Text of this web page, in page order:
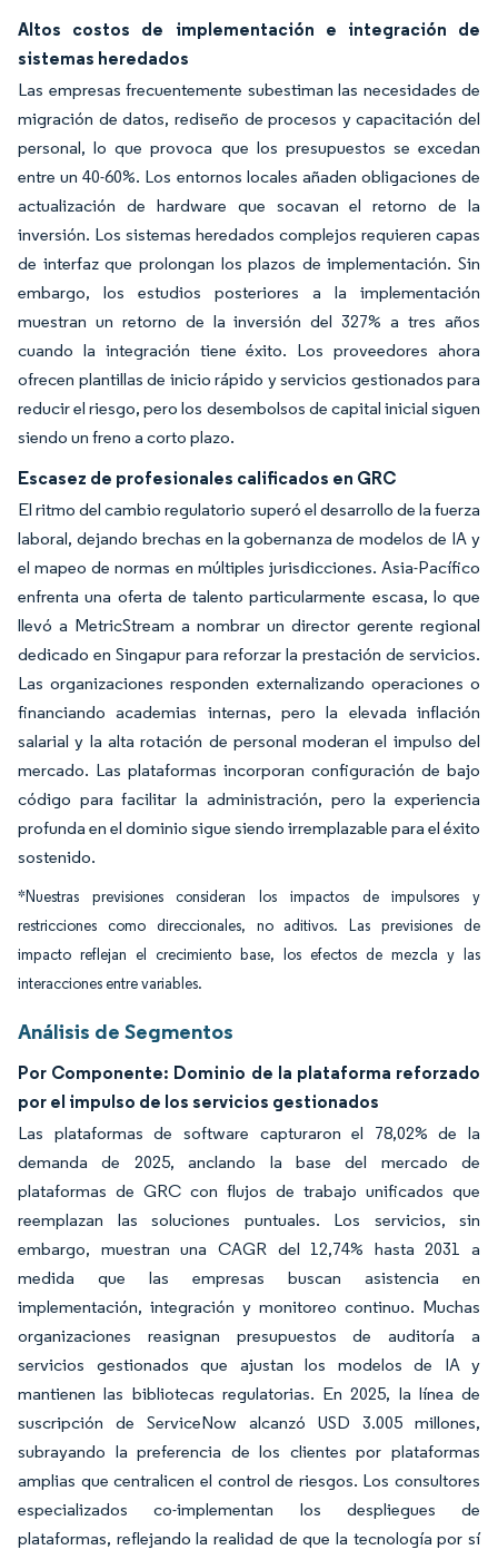
Altos costos de implementación e integración de
sistemas heredados
Las empresas frecuentemente subestiman las necesidades de
migración de datos, rediseño de procesos y capacitación del
personal, lo que provoca que los presupuestos se excedan
entre un 40-60%. Los entornos locales añaden obligaciones de
actualización de hardware que socavan el retorno de la
inversión. Los sistemas heredados complejos requieren capas
de interfaz que prolongan los plazos de implementación. Sin
embargo, los estudios posteriores a la implementación
muestran un retorno de la inversión del 327% a tres años
cuando la integración tiene éxito. Los proveedores ahora
ofrecen plantillas de inicio rápido y servicios gestionados para
reducir el riesgo, pero los desembolsos de capital inicial siguen
siendo un freno a corto plazo.
Escasez de profesionales calificados en GRC
El ritmo del cambio regulatorio superó el desarrollo de la fuerza
laboral, dejando brechas en la gobernanza de modelos de IA y
el mapeo de normas en múltiples jurisdicciones. Asia-Pacífico
enfrenta una oferta de talento particularmente escasa, lo que
llevó a MetricStream a nombrar un director gerente regional
dedicado en Singapur para reforzar la prestación de servicios.
Las organizaciones responden externalizando operaciones o
financiando academias internas, pero la elevada inflación
salarial y la alta rotación de personal moderan el impulso del
mercado. Las plataformas incorporan configuración de bajo
código para facilitar la administración, pero la experiencia
profunda en el dominio sigue siendo irremplazable para el éxito
sostenido.
*Nuestras previsiones consideran los impactos de impulsores y
restricciones como direccionales, no aditivos. Las previsiones de
impacto reflejan el crecimiento base, los efectos de mezcla y las
interacciones entre variables.
Análisis de Segmentos
Por Componente: Dominio de la plataforma reforzado
por el impulso de los servicios gestionados
Las plataformas de software capturaron el 78,02% de la
demanda de 2025, anclando la base del mercado de
plataformas de GRC con flujos de trabajo unificados que
reemplazan las soluciones puntuales. Los servicios, sin
embargo, muestran una CAGR del 12,74% hasta 2031 a
medida que las empresas buscan asistencia en
implementación, integración y monitoreo continuo. Muchas
organizaciones reasignan presupuestos de auditoría a
servicios gestionados que ajustan los modelos de IA y
mantienen las bibliotecas regulatorias. En 2025, la línea de
suscripción de ServiceNow alcanzó USD 3.005 millones,
subrayando la preferencia de los clientes por plataformas
amplias que centralicen el control de riesgos. Los consultores
especializados co-implementan los despliegues de
plataformas, reflejando la realidad de que la tecnología por sí